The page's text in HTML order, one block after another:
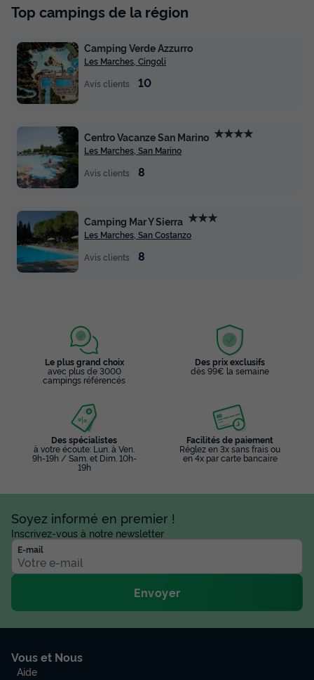
Top campings de la région
Camping Verde Azzurro
Les Marches, Cingoli
Avis clients
10
Centro Vacanze San Marino ★★★★
Les Marches, San Marino
Avis clients
8
Camping Mar Y Sierra ★★★
Les Marches, San Costanzo
Avis clients
8
Le plus grand choix
avec plus de 3000
campings référencés
Des prix exclusifs
dès 99€ la semaine
Des spécialistes
à votre écoute: Lun. à Ven.
9h-19h / Sam. et Dim. 10h-
19h
Facilités de paiement
Réglez en 3x sans frais ou
en 4x par carte bancaire
Soyez informé en premier !
Inscrivez-vous à notre newsletter
E-mail
Envoyer
Vous et Nous
Aide